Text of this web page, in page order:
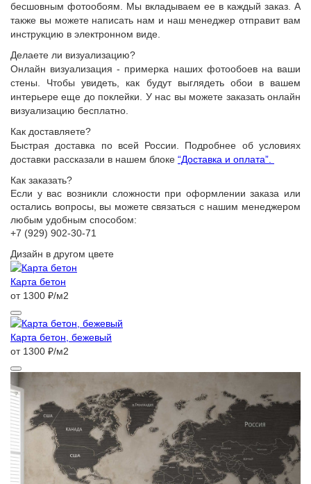
бесшовным фотообоям. Мы вкладываем ее в каждый заказ. А
также вы можете написать нам и наш менеджер отправит вам
инструкцию в электронном виде.
Делаете ли визуализацию?
Онлайн визуализация - примерка наших фотообоев на ваши
стены. Чтобы увидеть, как будут выглядеть обои в вашем
интерьере еще до поклейки. У нас вы можете заказать онлайн
визуализацию бесплатно.
Как доставляете?
Быстрая доставка по всей России. Подробнее об условиях
доставки рассказали в нашем блоке “Доставка и оплата”.
Как заказать?
Если у вас возникли сложности при оформлении заказа или
остались вопросы, вы можете связаться с нашим менеджером
любым удобным способом:
+7 (929) 902-30-71
Дизайн в другом цвете
Карта бетон
от 1300 ₽/м2
Карта бетон, бежевый
от 1300 ₽/м2